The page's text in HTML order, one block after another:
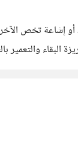
أو إشاعة تخص
البقاء والتعمير